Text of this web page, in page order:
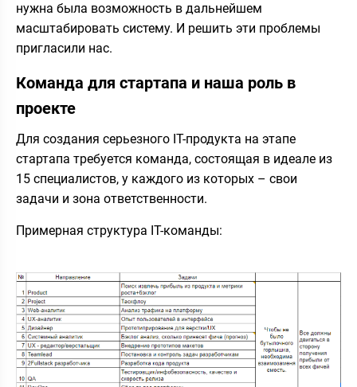
нужна была возможность в дальнейшем
масштабировать систему. И решить эти проблемы
пригласили нас.
Команда для стартапа и наша роль в
проекте
Для создания серьезного IT-продукта на этапе
стартапа требуется команда, состоящая в идеале из
15 специалистов, у каждого из которых – свои
задачи и зона ответственности.
Примерная структура IT-команды: